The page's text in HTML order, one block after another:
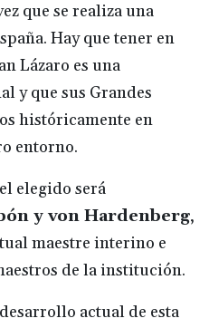
que se realiza una
Hay que tener en
Lázaro es una
y que sus Grandes
históricamente en
entorno.
elegido será
y von Hardenberg,
maestre interino e
de la institución.
actual de esta